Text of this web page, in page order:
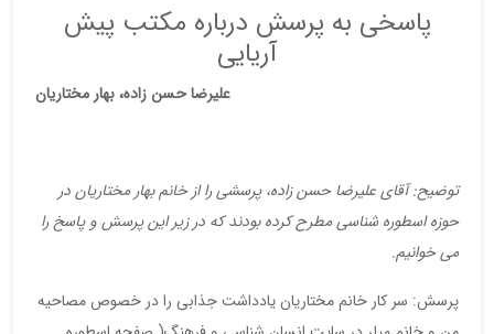
پاسخی به پرسش درباره مکتب پیش
آریایی
علیرضا حسن زاده، بهار مختاریان
توضیح: آقای علیرضا حسن زاده، پرسشی را از خانم بهار مختاریان در
حوزه اسطوره شناسی مطرح کرده بودند که در زیر این پرسش و پاسخ را
می خوانیم.
پرسش: سر کار خانم مختاریان یادداشت جذابی را در خصوص مصاحیه